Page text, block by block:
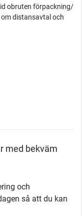
obruten förpackning/
distansavtal och
med bekväm
och
så att du kan